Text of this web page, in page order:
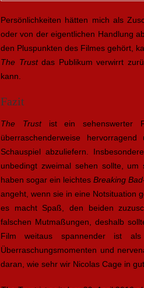
Persönlichkeiten hätten mich als
oder von der eigentlichen Handlung
den Pluspunkten des Filmes gehört,
The Trustdas Publikum verwirrt
kann.
Fazit
The Trustist ein sehenswerter
überraschenderweise
Schauspiel abzuliefern.
unbedingt zweimal sehen sollte,
haben sogar ein leichtesBreaking Bad
angeht, wenn sie in eine Notsituation
es macht Spaß, den beiden
falschen Mutmaßungen, deshalb
Film weitaus spannender ist
Überraschungsmomenten und
daran, wie sehr wir Nicolas Cage in